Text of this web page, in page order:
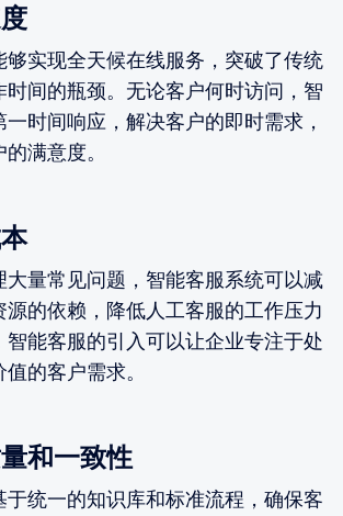
够实现全天候在线服务，突破了传统
时间的瓶颈。无论客户何时访问，智
时间响应，解决客户的即时需求，
满意度。
大量常见问题，智能客服系统可以减
源的依赖，降低人工客服的工作压力
智能客服的引入可以让企业专注于处
的客户需求。
和一致性
于统一的知识库和标准流程，确保客